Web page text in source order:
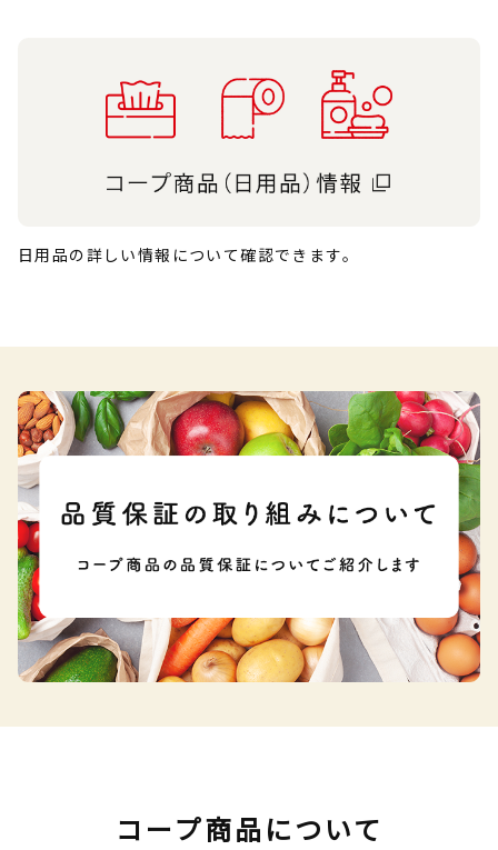
日用品の詳しい情報について確認できます。
コープ商品について